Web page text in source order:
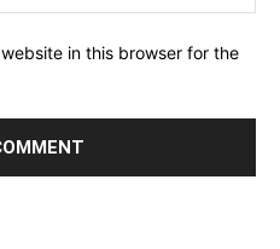
in this browser for the